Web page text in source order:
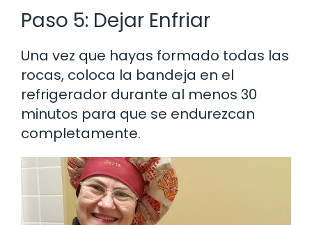
Paso 5: Dejar Enfriar
Una vez que hayas formado todas las
rocas, coloca la bandeja en el
refrigerador durante al menos 30
minutos para que se endurezcan
completamente.